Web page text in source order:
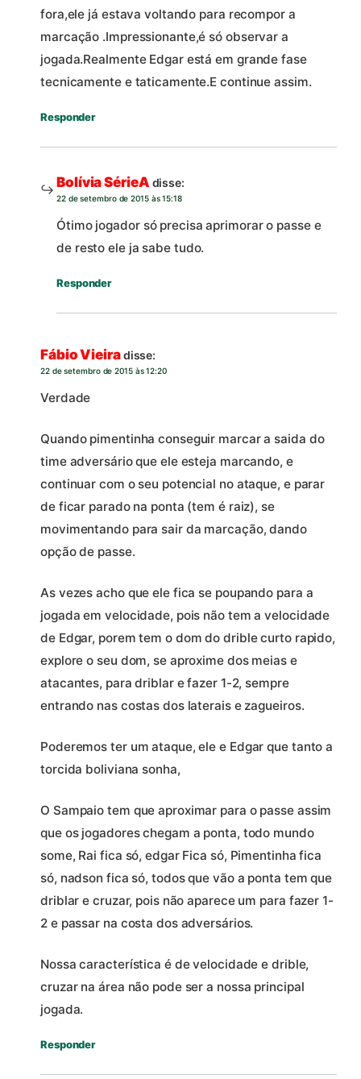
fora,ele já estava voltando para recompor a
marcação .Impressionante,é só observar a
jogada.Realmente Edgar está em grande fase
tecnicamente e taticamente.E continue assim.
Responder
Bolívia SérieA disse:
22 de setembro de 2015 às 15:18
Ótimo jogador só precisa aprimorar o passe e
de resto ele ja sabe tudo.
Responder
Fábio Vieiradisse:
22 de setembro de 2015 às 12:20
Verdade
Quando pimentinha conseguir marcar a saida do
time adversário que ele esteja marcando, e
continuar com o seu potencial no ataque, e parar
de ficar parado na ponta (tem é raiz), se
movimentando para sair da marcação, dando
opção de passe.
As vezes acho que ele fica se poupando para a
jogada em velocidade, pois não tem a velocidade
de Edgar, porem tem o dom do drible curto rapido,
explore o seu dom, se aproxime dos meias e
atacantes, para driblar e fazer 1-2, sempre
entrando nas costas dos laterais e zagueiros.
Poderemos ter um ataque, ele e Edgar que tanto a
torcida boliviana sonha,
O Sampaio tem que aproximar para o passe assim
que os jogadores chegam a ponta, todo mundo
some, Rai fica só, edgar Fica só, Pimentinha fica
só, nadson fica só, todos que vão a ponta tem que
driblar e cruzar, pois não aparece um para fazer 1-
2 e passar na costa dos adversários.
Nossa característica é de velocidade e drible,
cruzar na área não pode ser a nossa principal
jogada.
Responder